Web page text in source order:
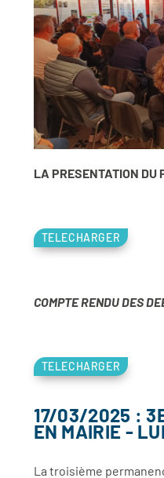
LA PRESENTATION DU
TELECHARGER
COMPTE RENDU DES
TELECHARGER
17/03/2025 :
EN MAIRIE -
La troisième